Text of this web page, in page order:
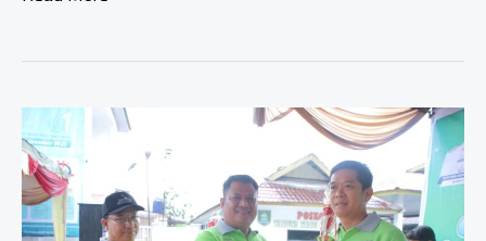
Out
Akbar,
Siapkan
Generasi
Muda